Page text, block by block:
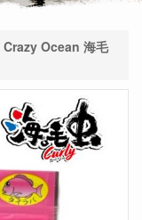
Crazy Ocean 海毛